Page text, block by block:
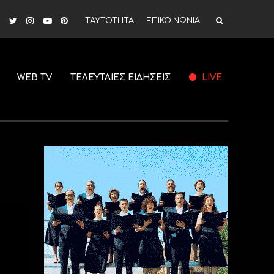
ΤΑΥΤΟΤΗΤΑ ΕΠΙΚΟΙΝΩΝΙΑ
WEB TV ΤΕΛΕΥΤΑΙΕΣ ΕΙΔΗΣΕΙΣ LIVE